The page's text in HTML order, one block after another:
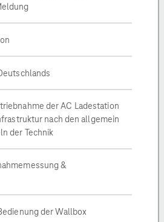
der AC Ladestation
nach den allgemein
der Technik
&
der Wallbox